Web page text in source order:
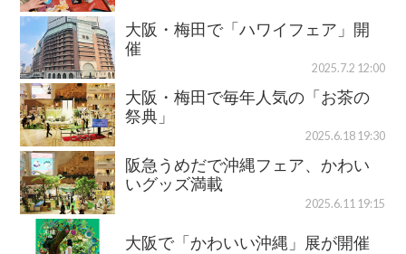
大阪・梅田で「ハワイフェア」開
催
2025.7.2 12:00
大阪・梅田で毎年人気の「お茶の
祭典」
2025.6.18 19:30
阪急うめだで沖縄フェア、かわい
いグッズ満載
2025.6.11 19:15
大阪で「かわいい沖縄」展が開催